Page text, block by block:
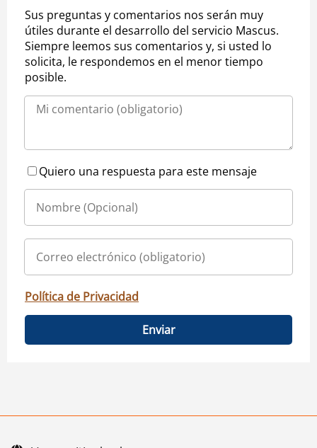
Sus preguntas y comentarios nos serán muy
útiles durante el desarrollo del servicio Mascus.
Siempre leemos sus comentarios y, si usted lo
solicita, le respondemos en el menor tiempo
posible.
Quiero una respuesta para este mensaje
Política de Privacidad
Enviar